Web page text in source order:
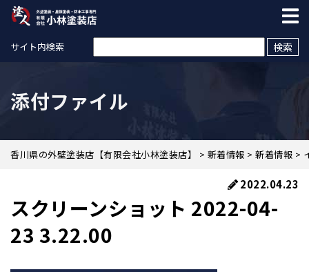
サイト内検索
添付ファイル
香川県の外壁塗装店【有限会社小林塗装店】 > 新着情報 > 新着情報 >
2022.04.23
スクリーンショット 2022-04-
23 3.22.00